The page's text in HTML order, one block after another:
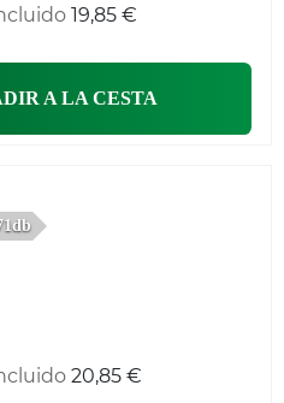
19,85 €
A LA CESTA
20,85 €